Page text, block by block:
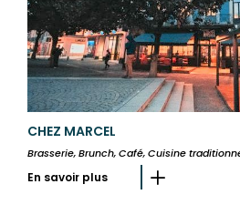
CHEZ MARCEL
Brasserie, Brunch, Café, Cuisine
En savoir plus